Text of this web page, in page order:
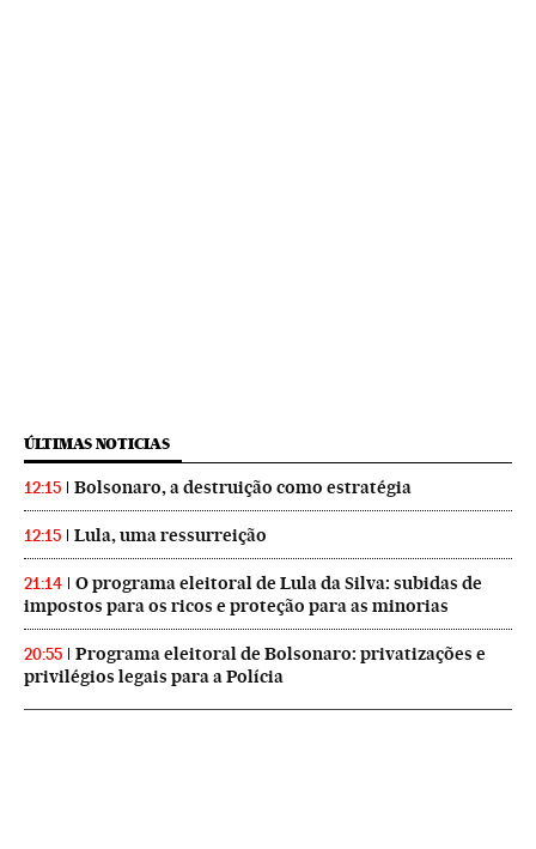
ÚLTIMAS NOTICIAS
12:15 Bolsonaro, a destruição como estratégia
12:15 Lula, uma ressurreição
21:14
O programa eleitoral de Lula da Silva: subidas de
impostos para os ricos e proteção para as minorias
20:55
Programa eleitoral de Bolsonaro: privatizações e
privilégios legais para a Polícia